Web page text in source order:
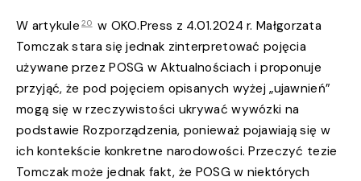
W artykule 20 w OKO.Press z 4.01.2024 r. Małgorzata
Tomczak stara się jednak zinterpretować pojęcia
używane przez POSG w Aktualnościach i proponuje
przyjąć, że pod pojęciem opisanych wyżej „ujawnień”
mogą się w rzeczywistości ukrywać wywózki na
podstawie Rozporządzenia, ponieważ pojawiają się w
ich kontekście konkretne narodowości. Przeczyć tezie
Tomczak może jednak fakt, że POSG w niektórych